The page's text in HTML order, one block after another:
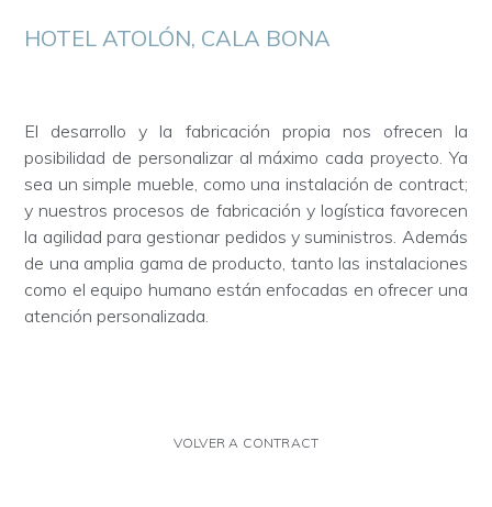
HOTEL ATOLÓN, CALA BONA
El desarrollo y la fabricación propia nos ofrecen la
posibilidad de personalizar al máximo cada proyecto. Ya
sea un simple mueble, como una instalación de contract;
y nuestros procesos de fabricación y logística favorecen
la agilidad para gestionar pedidos y suministros. Además
de una amplia gama de producto, tanto las instalaciones
como el equipo humano están enfocadas en ofrecer una
atención personalizada.
VOLVER A CONTRACT